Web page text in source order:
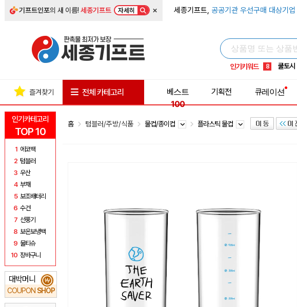
기프트인포의 새 이름!세종기프트 자세히 × 세종기프트, 공공기관 우선구매 대상기업
인기키워드
5 키캡
8 쿨토시
9 넥쿨러
1 선풍기
인기카테고리
TOP 10
1 에코백
2 텀블러
3 우산
4 부채
5 보조배터리
6 수건
7 선풍기
8 보온보냉백
9 물티슈
10 장바구니
대박머니
COUPON SHOP
₩
즐겨찾기 전체 카테고리
베스트
100
기획전 큐레이션
홈 텀블러/주방/식품 물컵/종이컵 플라스틱 물컵